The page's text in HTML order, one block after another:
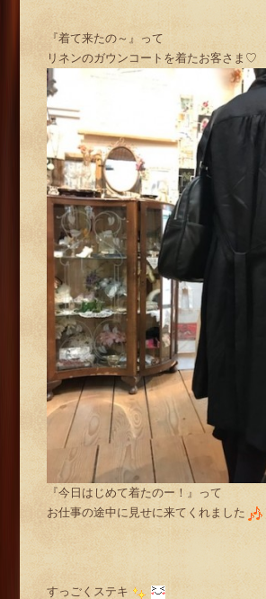
『着て来たの～』って
リネンのガウンコートを着たお客さま♡
『今日はじめて着たのー！』って
お仕事の途中に見せに来てくれました
すっごくステキ